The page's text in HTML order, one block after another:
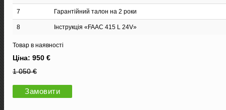
7 Гарантійний талон на 2 роки
8 Інструкція «FAAC 415 L 24V»
Товар в наявності
Ціна: 950 €
1 050 €
Замовити